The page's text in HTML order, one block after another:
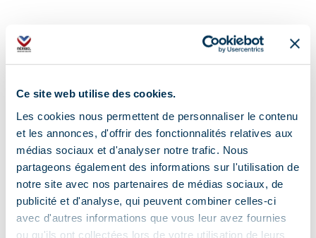
Ce site web utilise des cookies.
Les cookies nous permettent de personnaliser le contenu
et les annonces, d'offrir des fonctionnalités relatives aux
médias sociaux et d'analyser notre trafic. Nous
partageons également des informations sur l'utilisation de
notre site avec nos partenaires de médias sociaux, de
publicité et d'analyse, qui peuvent combiner celles-ci
avec d'autres informations que vous leur avez fournies
ou qu'ils ont collectées lors de votre utilisation de leurs
Adresse :
351 rue des Glaciers - Galerie des Cimes,